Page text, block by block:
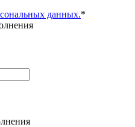
данных.*